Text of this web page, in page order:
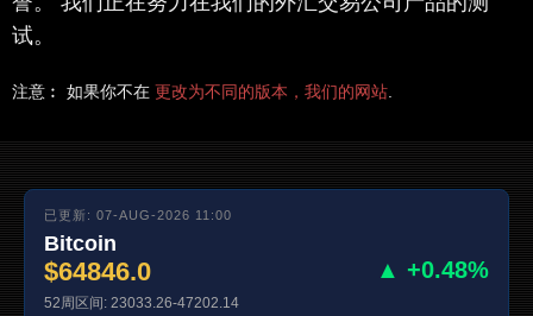
试。
注意︰ 如果你不在 更改为不同的版本，我们的网站
已更新: 07-AUG-2026 11:00
Bitcoin
$64846.0 ▲ +0.48%
52周区间: 23033.26-47202.14